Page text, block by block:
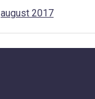
august 2017